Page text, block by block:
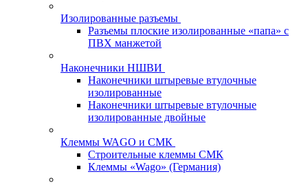
Изолированные разъемы
Разъемы плоские изолированные «папа» с
ПВХ манжетой
Наконечники НШВИ
Наконечники штыревые втулочные
изолированные
Наконечники штыревые втулочные
изолированные двойные
Клеммы WAGO и СМК
Строительные клеммы СМК
Клеммы «Wago» (Германия)